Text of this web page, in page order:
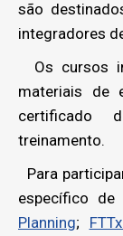
são
integradores
Os cursos
materiais de
certificado
treinamento.
Para
específico de
Planning;